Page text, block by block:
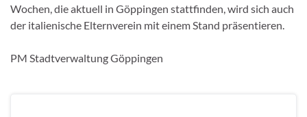
Wochen, die aktuell in Göppingen stattfinden, wird sich auch
der italienische Elternverein mit einem Stand präsentieren.
PM Stadtverwaltung Göppingen